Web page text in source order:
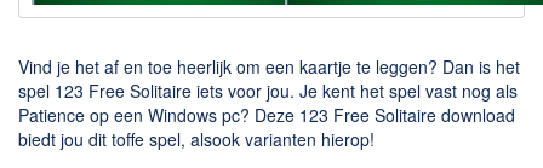
Nieuwslezers (Downloaden via usenet)
Onderhoud & Veiligheid
Computer opschonen
Veilig online
Vind je het af en toe heerlijk om een kaartje te leggen? Dan is het
spel 123 Free Solitaire iets voor jou. Je kent het spel vast nog als
Patience op een Windows pc? Deze 123 Free Solitaire download
biedt jou dit toffe spel, alsook varianten hierop!